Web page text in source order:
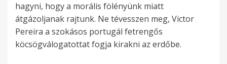
hagyni, hogy a morális fölényünk miatt
átgázoljanak rajtunk. Ne tévesszen meg, Victor
Pereira a szokásos portugál fetrengős
köcsögválogatottat fogja kirakni az erdőbe.